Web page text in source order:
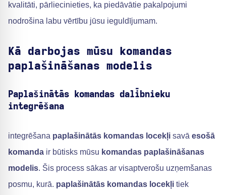
kvalitāti, pārliecinieties, ka piedāvātie pakalpojumi
nodrošina labu vērtību jūsu ieguldījumam.
Kā darbojas mūsu komandas
paplašināšanas modelis
Paplašinātās komandas dalībnieku
integrēšana
integrēšana paplašinātās komandas locekļi savā esošā
komanda ir būtisks mūsu komandas paplašināšanas
modelis. Šis process sākas ar visaptverošu uzņemšanas
posmu, kurā. paplašinātās komandas locekļi tiek